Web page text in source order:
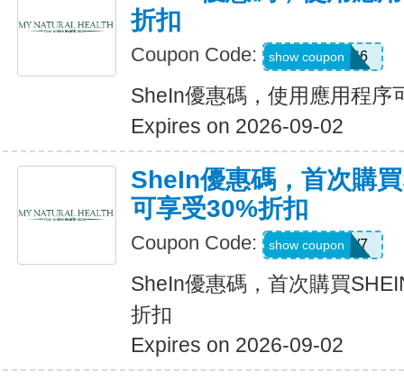
折扣
Coupon Code: 295KHS6
show coupon
SheIn優惠碼，使用應用程序
Expires on 2026-09-02
SheIn優惠碼，首次購
可享受30%折扣
Coupon Code: U3226W7
show coupon
SheIn優惠碼，首次購買
折扣
Expires on 2026-09-02